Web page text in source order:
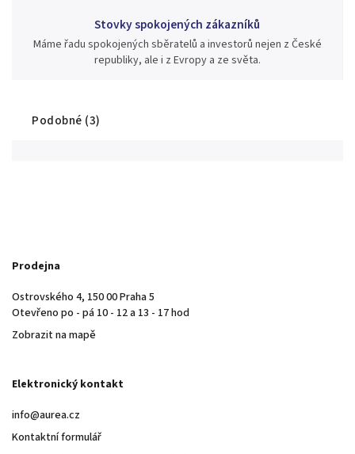
Stovky spokojených zákazníků
Máme řadu spokojených sběratelů a investorů nejen z České
republiky, ale i z Evropy a ze světa.
Podobné (3)
Prodejna
Ostrovského 4, 150 00 Praha 5
Otevřeno po - pá 10 - 12 a 13 - 17 hod
Zobrazit na mapě
Elektronický kontakt
info@aurea.cz
Kontaktní formulář